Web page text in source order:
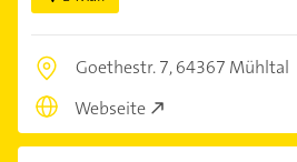
Goethestr. 7,64367 Mühltal
Webseite